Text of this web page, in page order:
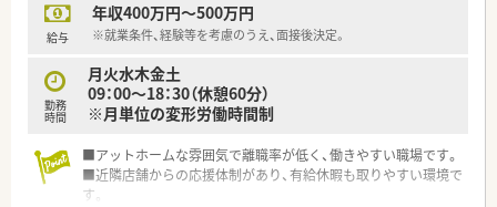
給与
年収400万円～500万円
※就業条件、経験等を考慮のうえ、面接後決定。
勤務
時間
月火水木金土
09：00～18：30（休憩60分）
※月単位の変形労働時間制
■アットホームな雰囲気で離職率が低く、働きやすい職場です。
■近隣店舗からの応援体制があり、有給休暇も取りやすい環境で
す。